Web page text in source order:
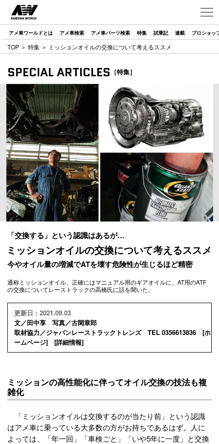
アメ車ワールドとは アメ車検索 アメ車パーツ検索 特集 試乗記 連載 プロショッ
TOP ＞ 特集 ＞ ミッションオイルの交換について考えるススメ
SPECIAL ARTICLES ［特集］
「交換する」という認識はあるが…
ミッションオイルの交換について考えるススメ
今やオイル量の増減でATを壊す危険性が生じるほど精密
通称ミッションオイル、正確にはマニュアル用のギアオイルに、AT用のATF
の交換についてレーストラックの高橋氏に話を聞いた。
更新日：2021.09.03
文／田中享 写真／古閑章郎
取材協力／ジャパンレーストラックトレンズ TEL 0356613836 [ホ
ームページ] [詳細情報]
ミッションの高性能化に伴ってオイル交換の技法も複
雑化
「ミッションオイルは交換するのが当たり前」という認識
はアメ車に乗っている大多数の方がお持ちであるはず。人に
よっては、「年一回」「車検ごと」「いや5年に一度」と交換